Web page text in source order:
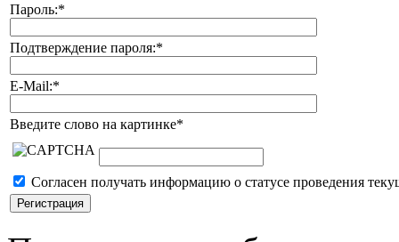
Пароль:*
Подтверждение пароля:*
E-Mail:*
Введите слово на картинке*
Согласен получать информацию о статусе проведения